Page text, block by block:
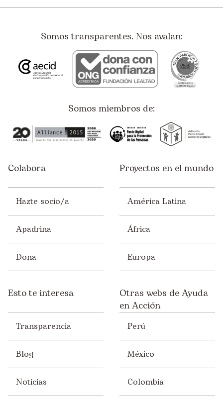
Somos transparentes. Nos avalan:
Somos miembros de:
Colabora
Hazte socio/a
Apadrina
Dona
Proyectos en el mundo
América Latina
África
Europa
Esto te interesa
Transparencia
Blog
Noticias
Otras webs de Ayuda
en Acción
Perú
México
Colombia